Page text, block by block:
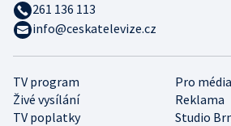
TV program
Pro média
Živé vysílání
Reklama
TV poplatky
Studio
261 136 113
info@ceskatelevize.cz